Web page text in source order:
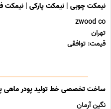
نیمکت چوبی | نیمکت پارکی | نیمکت
zwood co
تهران
قیمت: توافقی
ساخت تخصصی خط تولید پودر ماهی
نگین آرمان